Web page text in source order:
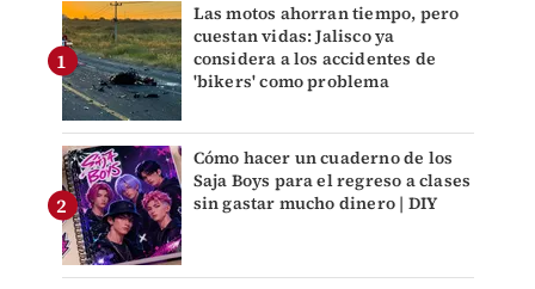
Las motos ahorran tiempo, pero
cuestan vidas: Jalisco ya
considera a los accidentes de
'bikers' como problema
Cómo hacer un cuaderno de los
Saja Boys para el regreso a clases
sin gastar mucho dinero | DIY